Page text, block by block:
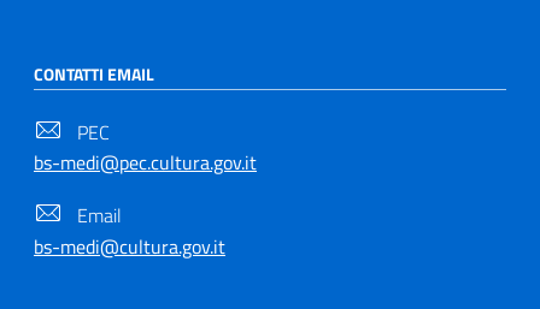
CONTATTI EMAIL
PEC
bs-medi@pec.cultura.gov.it
Email
bs-medi@cultura.gov.it